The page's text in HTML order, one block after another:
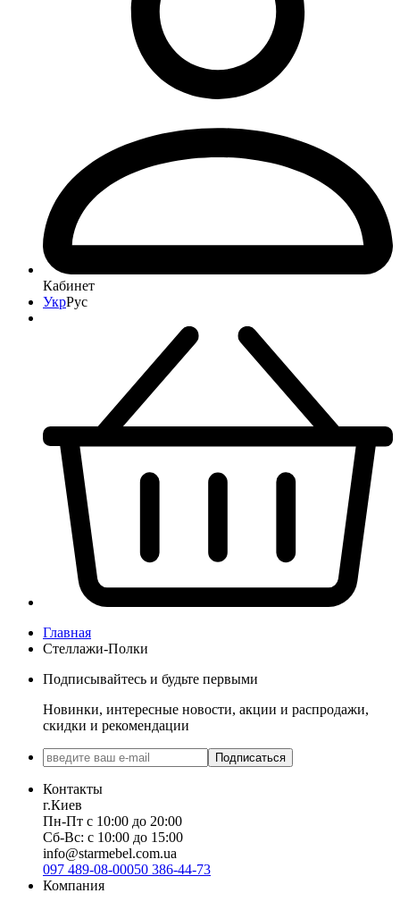
Кабинет
УкрРус
Главная
Стеллажи-Полки
Подписывайтесь и будьте первыми
Новинки, интересные новости, акции и распродажи,
скидки и рекомендации
Подписаться
Контакты
г.Киев
Пн-Пт с 10:00 до 20:00
Сб-Вс: с 10:00 до 15:00
info@starmebel.com.ua
097 489-08-00050 386-44-73
Компания